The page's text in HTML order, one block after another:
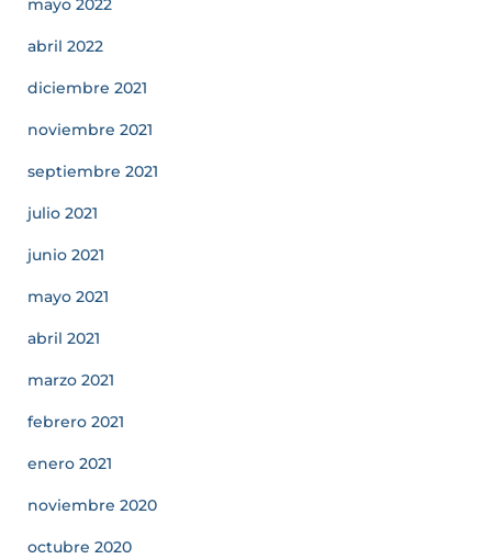
mayo 2022
abril 2022
diciembre 2021
noviembre 2021
septiembre 2021
julio 2021
junio 2021
mayo 2021
abril 2021
marzo 2021
febrero 2021
enero 2021
noviembre 2020
octubre 2020